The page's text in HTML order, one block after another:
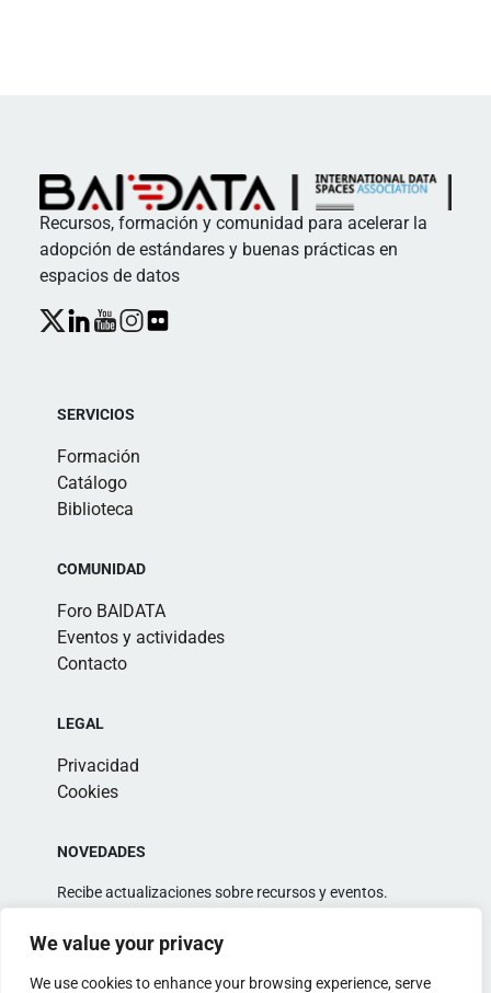
We value your privacy
We use cookies to enhance your browsing experience, serve
Recursos, formación y comunidad para acelerar la
adopción de estándares y buenas prácticas en
espacios de datos
SERVICIOS
Formación
Catálogo
Biblioteca
COMUNIDAD
Foro BAIDATA
Eventos y actividades
Contacto
LEGAL
Privacidad
Cookies
NOVEDADES
Recibe actualizaciones sobre recursos y eventos.